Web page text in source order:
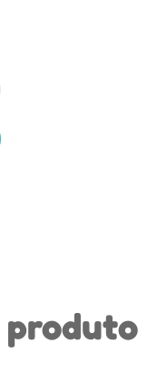
produto